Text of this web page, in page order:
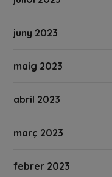
juny 2023
maig 2023
abril 2023
març 2023
febrer 2023